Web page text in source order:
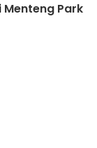
Menteng Park